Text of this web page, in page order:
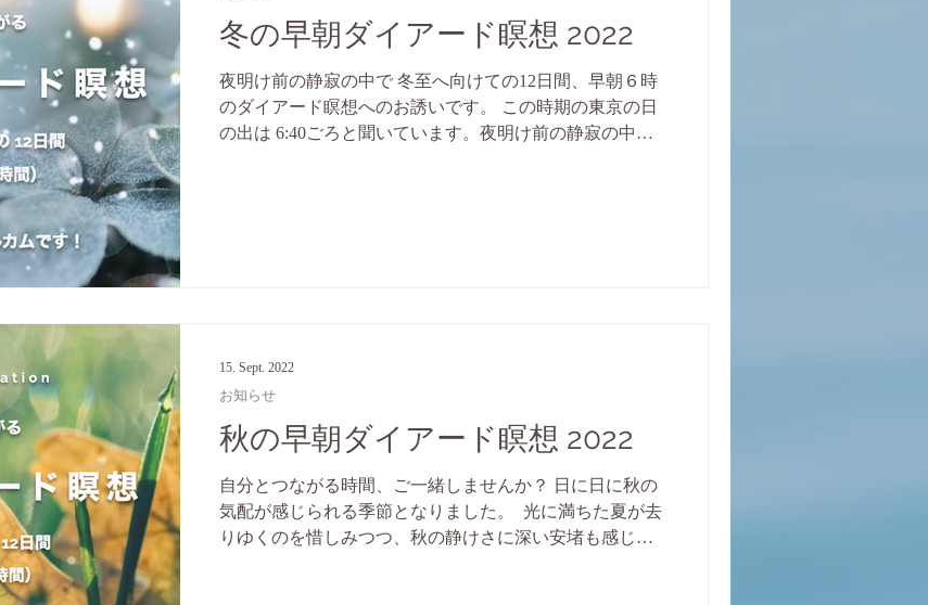
冬の早朝ダイアード瞑想 2022
夜明け前の静寂の中で 冬至へ向けての12日間、早朝６時
のダイアード瞑想へのお誘いです。 この時期の東京の日
の出は 6:40ごろと聞いています。夜明け前の静寂の中で
秋の早朝ダイアード瞑想 2022
自分とつながる時間、ご一緒しませんか？ 日に日に秋の
気配が感じられる季節となりました。 ​ 光に満ちた夏が去
りゆくのを惜しみつつ、秋の静けさに深い安堵も感じ
お知らせ
15. Sept. 2022